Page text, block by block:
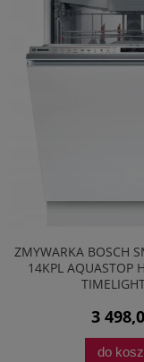
ZMYWARKA BOSCH
14KPL AQUASTOP
3
do